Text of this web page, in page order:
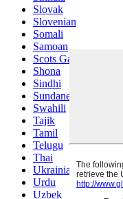
Slovak
Slovenian
Somali
Samoan
Scots Gaelic
Shona
Sindhi
Sundanese
Swahili
Tajik
Tamil
Telugu
Thai
Ukrainian
Urdu
Uzbek